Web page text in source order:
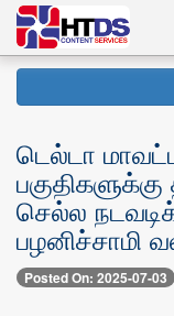
டெல்டா
செல்ல
பழனிச்சாமி
Posted On: 2025-07-03